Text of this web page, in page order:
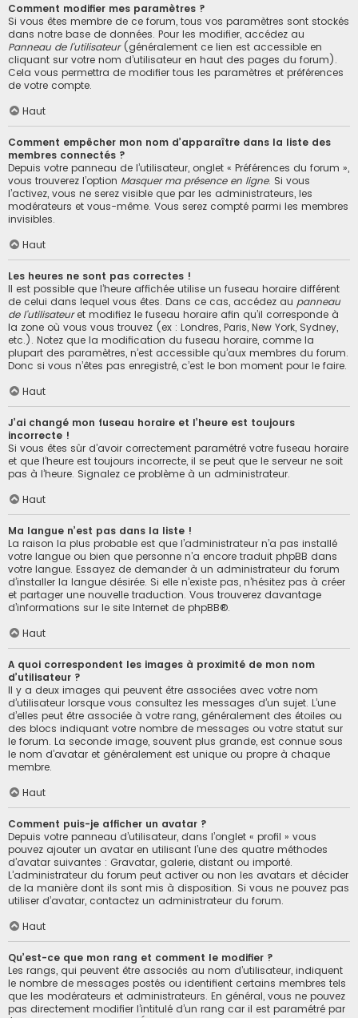
Comment modifier mes paramètres ?
Si vous êtes membre de ce forum, tous vos paramètres sont stockés
dans notre base de données. Pour les modifier, accédez au
Panneau de l’utilisateur(généralement ce lien est accessible en
cliquant sur votre nom d’utilisateur en haut des pages du forum).
Cela vous permettra de modifier tous les paramètres et préférences
de votre compte.
Haut
Comment empêcher mon nom d’apparaître dans la liste des
membres connectés ?
Depuis votre panneau de l’utilisateur, onglet « Préférences du forum »,
vous trouverez l’option Masquer ma présence en ligne. Si vous
l’activez, vous ne serez visible que par les administrateurs, les
modérateurs et vous-même. Vous serez compté parmi les membres
invisibles.
Haut
Les heures ne sont pas correctes !
Il est possible que l’heure affichée utilise un fuseau horaire différent
de celui dans lequel vous êtes. Dans ce cas, accédez au panneau
de l’utilisateuret modifiez le fuseau horaire afin qu’il corresponde à
la zone où vous vous trouvez (ex : Londres, Paris, New York, Sydney,
etc.). Notez que la modification du fuseau horaire, comme la
plupart des paramètres, n’est accessible qu’aux membres du forum.
Donc si vous n’êtes pas enregistré, c’est le bon moment pour le faire.
Haut
J’ai changé mon fuseau horaire et l’heure est toujours
incorrecte !
Si vous êtes sûr d’avoir correctement paramétré votre fuseau horaire
et que l’heure est toujours incorrecte, il se peut que le serveur ne soit
pas à l’heure. Signalez ce problème à un administrateur.
Haut
Ma langue n’est pas dans la liste !
La raison la plus probable est que l’administrateur n’a pas installé
votre langue ou bien que personne n’a encore traduit phpBB dans
votre langue. Essayez de demander à un administrateur du forum
d’installer la langue désirée. Si elle n’existe pas, n’hésitez pas à créer
et partager une nouvelle traduction. Vous trouverez davantage
d’informations sur le site Internet de phpBB®.
Haut
A quoi correspondent les images à proximité de mon nom
d’utilisateur ?
Il y a deux images qui peuvent être associées avec votre nom
d’utilisateur lorsque vous consultez les messages d’un sujet. L’une
d’elles peut être associée à votre rang, généralement des étoiles ou
des blocs indiquant votre nombre de messages ou votre statut sur
le forum. La seconde image, souvent plus grande, est connue sous
le nom d’avatar et généralement est unique ou propre à chaque
membre.
Haut
Comment puis-je afficher un avatar ?
Depuis votre panneau d’utilisateur, dans l’onglet « profil » vous
pouvez ajouter un avatar en utilisant l’une des quatre méthodes
d’avatar suivantes : Gravatar, galerie, distant ou importé.
L’administrateur du forum peut activer ou non les avatars et décider
de la manière dont ils sont mis à disposition. Si vous ne pouvez pas
utiliser d’avatar, contactez un administrateur du forum.
Haut
Qu’est-ce que mon rang et comment le modifier ?
Les rangs, qui peuvent être associés au nom d’utilisateur, indiquent
le nombre de messages postés ou identifient certains membres tels
que les modérateurs et administrateurs. En général, vous ne pouvez
pas directement modifier l’intitulé d’un rang car il est paramétré par